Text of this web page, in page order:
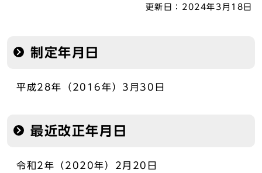
更新日： 2024年3月18日
制定年月日
平成28年（2016年）3月30日
最近改正年月日
令和2年（2020年）2月20日